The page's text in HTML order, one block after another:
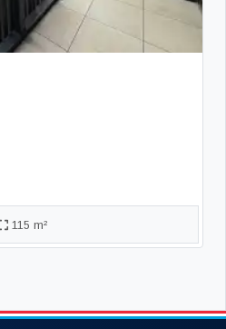
115 m²